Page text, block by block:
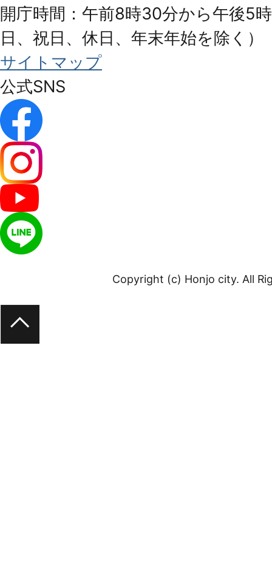
開庁時間：午前8時30分から午後5
日、祝日、休日、年末年始を除く）
サイトマップ
公式SNS
Copyright (c) Honjo city. All